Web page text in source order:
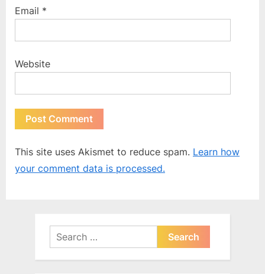
Email *
Website
This site uses Akismet to reduce spam. Learn how
your comment data is processed.
Search
for: